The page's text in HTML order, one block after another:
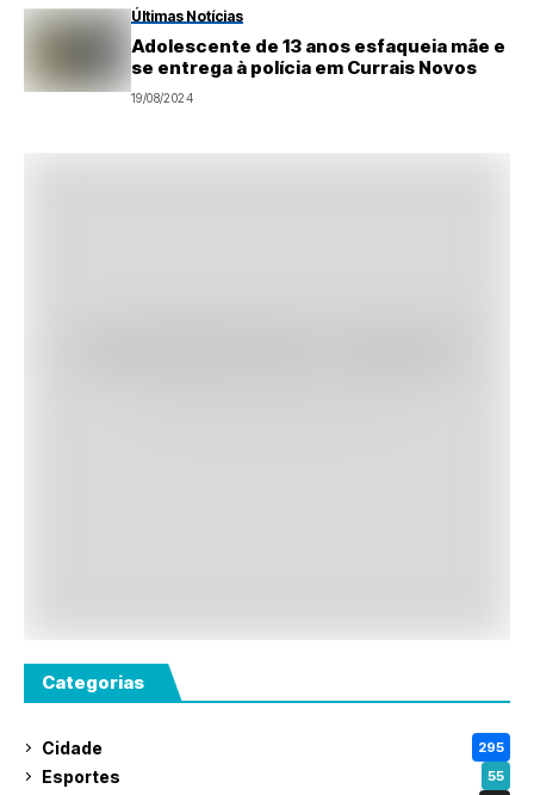
Últimas Notícias
Adolescente de 13 anos esfaqueia mãe e
se entrega à polícia em Currais Novos
19/08/2024
Categorias
Cidade 295
Esportes 55